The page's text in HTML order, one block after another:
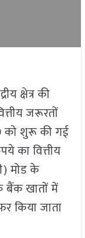
क्षेत्र की
जरूरतों
को शुरू की गई
का वित्तीय
मोड के
बैंक खातों में
किया जाता